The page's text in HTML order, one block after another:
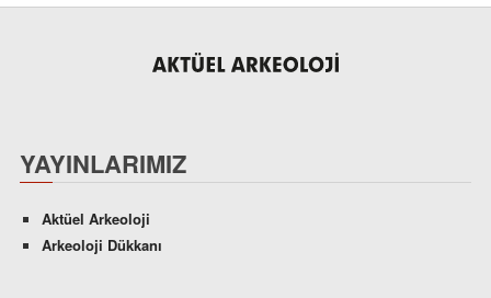
YAYINLARIMIZ
Aktüel Arkeoloji
Arkeoloji Dükkanı